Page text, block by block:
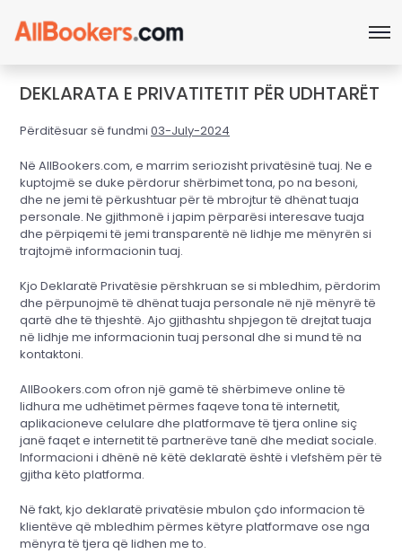
DEKLARATA E PRIVATITETIT PËR UDHTARËT
Përditësuar së fundmi 03-July-2024
Në AllBookers.com, e marrim seriozisht privatësinë tuaj. Ne e
kuptojmë se duke përdorur shërbimet tona, po na besoni,
dhe ne jemi të përkushtuar për të mbrojtur të dhënat tuaja
personale. Ne gjithmonë i japim përparësi interesave tuaja
dhe përpiqemi të jemi transparentë në lidhje me mënyrën si
trajtojmë informacionin tuaj.
Kjo Deklaratë Privatësie përshkruan se si mbledhim, përdorim
dhe përpunojmë të dhënat tuaja personale në një mënyrë të
qartë dhe të thjeshtë. Ajo gjithashtu shpjegon të drejtat tuaja
në lidhje me informacionin tuaj personal dhe si mund të na
kontaktoni.
AllBookers.com ofron një gamë të shërbimeve online të
lidhura me udhëtimet përmes faqeve tona të internetit,
aplikacioneve celulare dhe platformave të tjera online siç
janë faqet e internetit të partnerëve tanë dhe mediat sociale.
Informacioni i dhënë në këtë deklaratë është i vlefshëm për të
gjitha këto platforma.
Në fakt, kjo deklaratë privatësie mbulon çdo informacion të
klientëve që mbledhim përmes këtyre platformave ose nga
mënyra të tjera që lidhen me to.